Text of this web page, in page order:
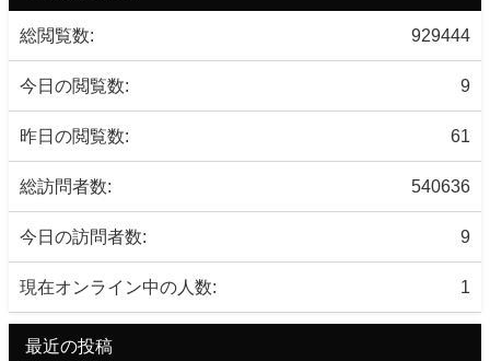
929444
総閲覧数:
9
今日の閲覧数:
61
昨日の閲覧数:
540636
総訪問者数:
9
今日の訪問者数:
1
現在オンライン中の人数:
最近の投稿